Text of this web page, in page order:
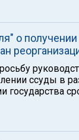
о получении
ссуды в
государства